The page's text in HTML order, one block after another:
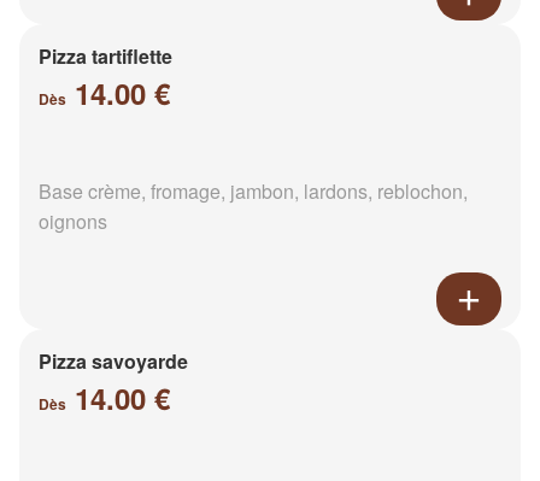
Pizza tartiflette
Dès 14.00 €
Base crème, fromage, jambon, lardons, reblochon,
oignons
Pizza savoyarde
Dès 14.00 €